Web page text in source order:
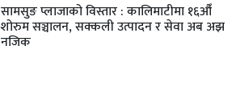
सामसुङ प्लाजाको विस्तार : कालिमाटीमा १६औँ
शोरुम सञ्चालन, सक्कली उत्पादन र सेवा अब अझ
नजिक